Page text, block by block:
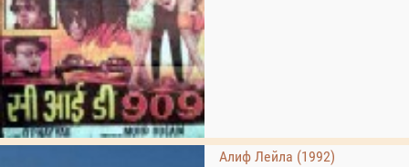
Алиф Лейла (1992)